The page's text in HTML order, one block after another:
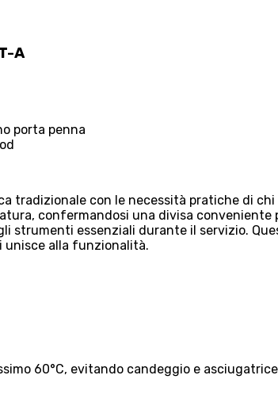
A
porta penna
tradizionale con le necessità pratiche di
confermandosi una divisa
strumenti essenziali durante il servizio.
unisce alla funzionalità.
60°C, evitando candeggio e